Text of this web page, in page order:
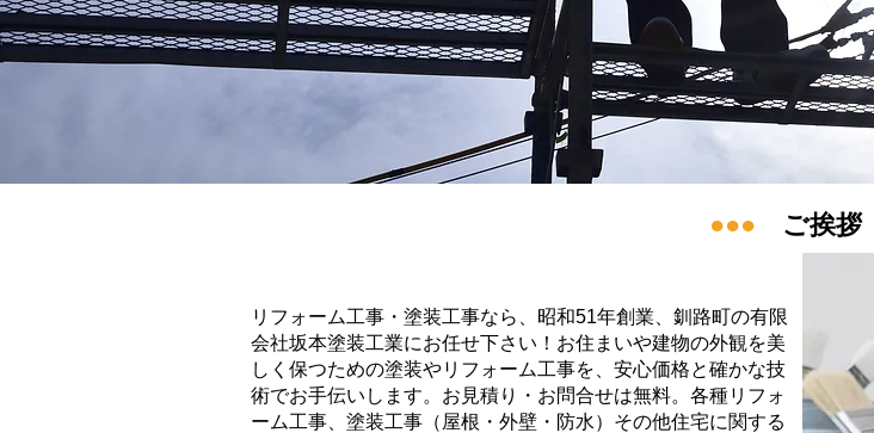
●●● ご挨拶
リフォーム工事・塗装工事なら、昭和51年創業、釧路町の有限
会社坂本塗装工業にお任せ下さい！お住まいや建物の外観を美
しく保つための塗装やリフォーム工事を、安心価格と確かな技
術でお手伝いします。お見積り・お問合せは無料。各種リフォ
ーム工事、塗装工事（屋根・外壁・防水）その他住宅に関する